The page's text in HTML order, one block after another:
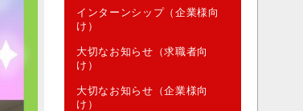
インターンシップ（企業様向
け）
大切なお知らせ（求職者向
け）
大切なお知らせ（企業様向
け）